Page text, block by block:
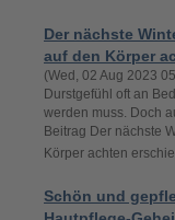
Der nächste
auf den Körper
(Wed, 02 Aug 2023
Durstgefühl oft an
werden muss. Doch
Beitrag Der nächste
Körper achten
Schön und